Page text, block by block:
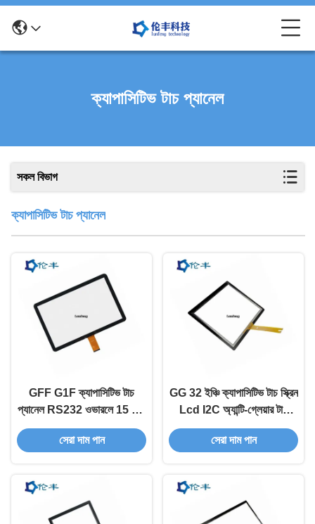
ক্যাপাসিটিভ টাচ প্যানেল
সকল বিভাগ
ক্যাপাসিটিভ টাচ প্যানেল
GFF G1F ক্যাপাসিটিভ টাচ
প্যানেল RS232 ওভারলে 15 ইঞ্চি
ক্যাপাসিটিভ টাচ স্ক্রীন
সেরা দাম পান
GG 32 ইঞ্চি ক্যাপাসিটিভ টাচ স্ক্রিন
Lcd I2C অ্যান্টি-গ্লেয়ার টাচ
প্যানেল
সেরা দাম পান